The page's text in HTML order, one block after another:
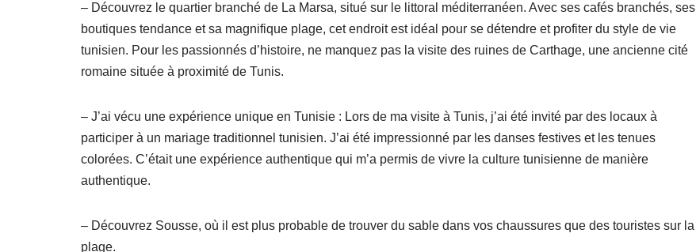
– Découvrez le quartier branché de La Marsa, situé sur le littoral méditerranéen. Avec ses cafés branchés, ses
boutiques tendance et sa magnifique plage, cet endroit est idéal pour se détendre et profiter du style de vie
tunisien. Pour les passionnés d’histoire, ne manquez pas la visite des ruines de Carthage, une ancienne cité
romaine située à proximité de Tunis.
– J’ai vécu une expérience unique en Tunisie : Lors de ma visite à Tunis, j’ai été invité par des locaux à
participer à un mariage traditionnel tunisien. J’ai été impressionné par les danses festives et les tenues
colorées. C’était une expérience authentique qui m’a permis de vivre la culture tunisienne de manière
authentique.
– Découvrez Sousse, où il est plus probable de trouver du sable dans vos chaussures que des touristes sur la
plage.